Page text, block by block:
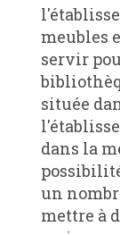
meubles
servir
située
dans la
un
mettre à